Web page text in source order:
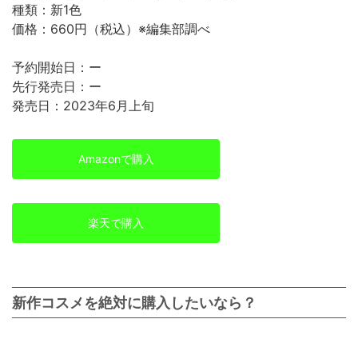
種類：新1色
価格：660円（税込）※編集部調べ
予約開始日：ー
先行発売日：ー
発売日：2023年6月上旬
Amazonで購入
楽天で購入
新作コスメを絶対に購入したいなら？